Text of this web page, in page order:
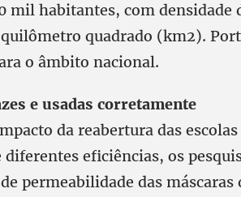
mil habitantes, com densidade
quadrado (km2).
o âmbito nacional.
e usadas corretamente
da reabertura das
diferentes eficiências, os
permeabilidade das máscaras